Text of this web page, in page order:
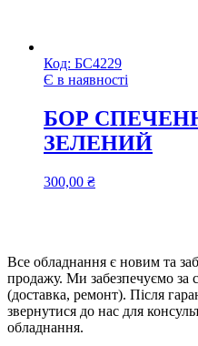
Код: БС4229
Є в наявності
БОР
ЗЕЛЕНИЙ
300,00 ₴
Все обладнання є новим та
продажу. Ми забезпечуємо за
(доставка, ремонт). Після
звернутися до нас для
обладнання.